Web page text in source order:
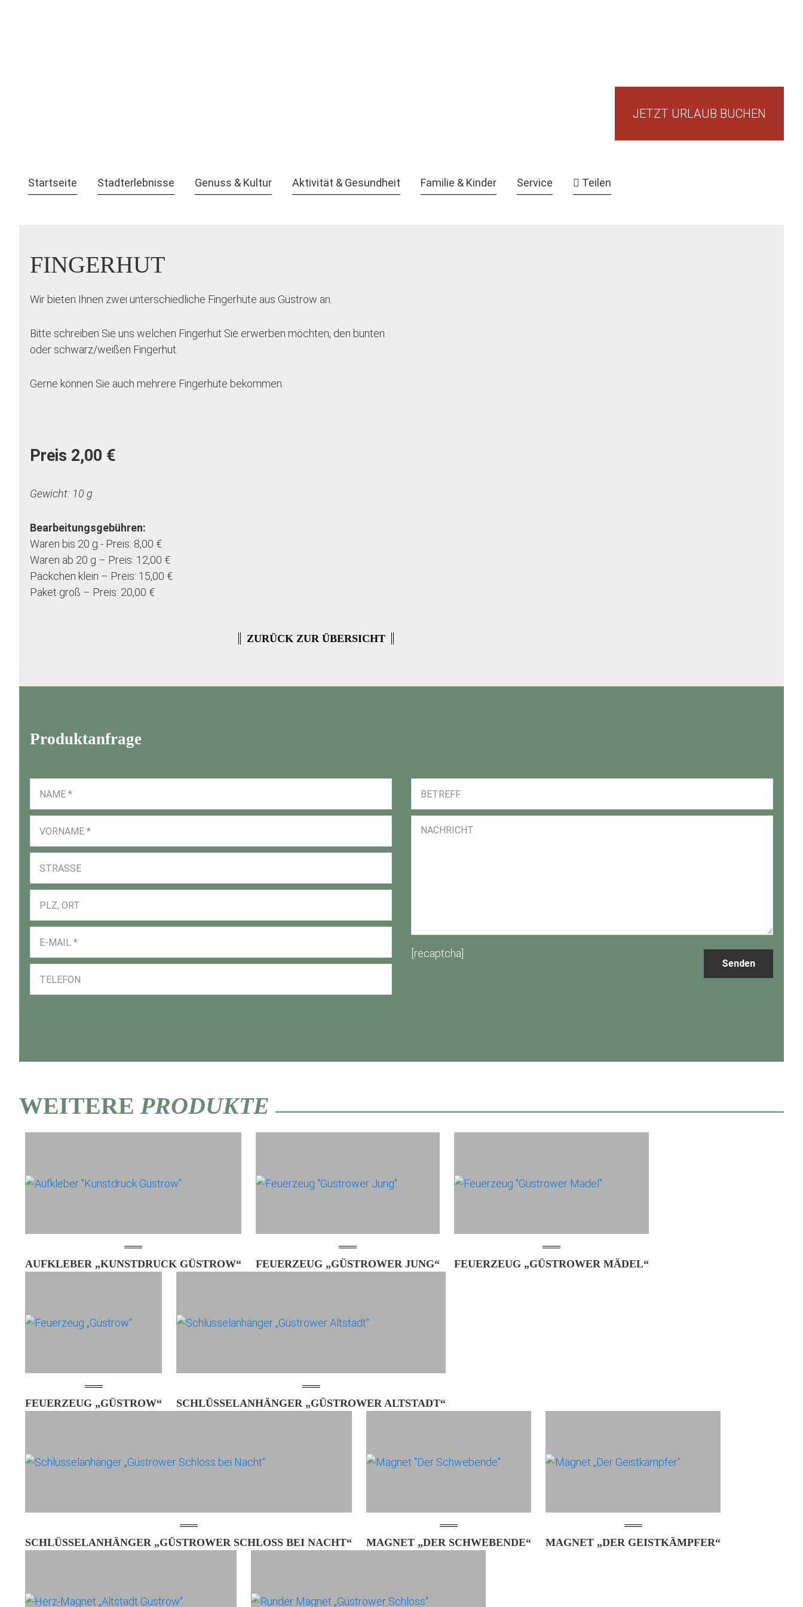
JETZT URLAUB BUCHEN
Startseite Stadterlebnisse Genuss & Kultur Aktivität & Gesundheit Familie & Kinder Service Teilen
FINGERHUT
Wir bieten Ihnen zwei unterschiedliche Fingerhüte aus Güstrow an.
Bitte schreiben Sie uns welchen Fingerhut Sie erwerben möchten, den bunten
oder schwarz/weißen Fingerhut.
Gerne können Sie auch mehrere Fingerhüte bekommen.
Preis 2,00 €
Gewicht: 10 g
Bearbeitungsgebühren:
Waren bis 20 g - Preis: 8,00 €
Waren ab 20 g – Preis: 12,00 €
Päckchen klein – Preis: 15,00 €
Paket groß – Preis: 20,00 €
ZURÜCK ZUR ÜBERSICHT
Produktanfrage
[recaptcha]
WEITERE PRODUKTE
AUFKLEBER „KUNSTDRUCK GÜSTROW“ FEUERZEUG „GÜSTROWER JUNG“ FEUERZEUG „GÜSTROWER MÄDEL“
FEUERZEUG „GÜSTROW“ SCHLÜSSELANHÄNGER „GÜSTROWER ALTSTADT“
SCHLÜSSELANHÄNGER „GÜSTROWER SCHLOSS BEI NACHT“ MAGNET „DER SCHWEBENDE“ MAGNET „DER GEISTKÄMPFER“